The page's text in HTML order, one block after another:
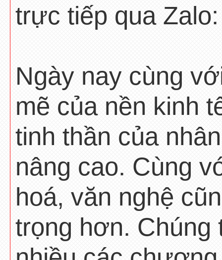
trực tiếp qua
Ngày nay cùng
mẽ của nền kinh
tinh thần của
nâng cao. Cùng
hoá, văn nghệ
trọng hơn. Chúng